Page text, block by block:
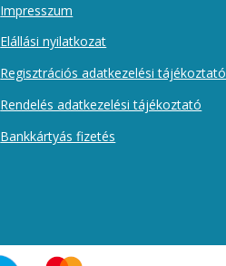
Impresszum
Elállási nyilatkozat
Regisztrációs adatkezelési tájékoztató
Rendelés adatkezelési tájékoztató
Bankkártyás fizetés